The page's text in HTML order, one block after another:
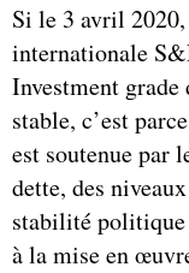
Si le 3 avril
internationale
Investment grade
stable, c’est
est soutenue par
dette, des
stabilité politique
à la mise en